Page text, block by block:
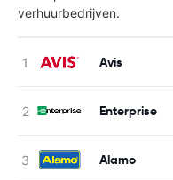
verhuurbedrijven.
Avis
Enterprise
Alamo